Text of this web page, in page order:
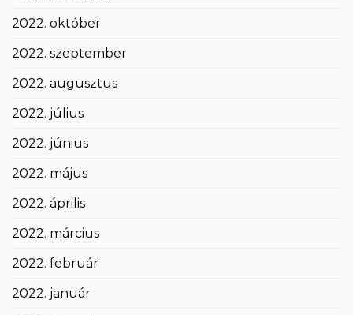
2022. október
2022. szeptember
2022. augusztus
2022. július
2022. június
2022. május
2022. április
2022. március
2022. február
2022. január